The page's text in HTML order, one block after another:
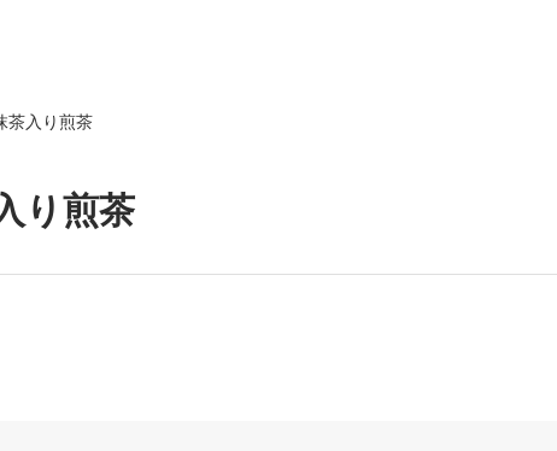
茶入り煎茶
り煎茶